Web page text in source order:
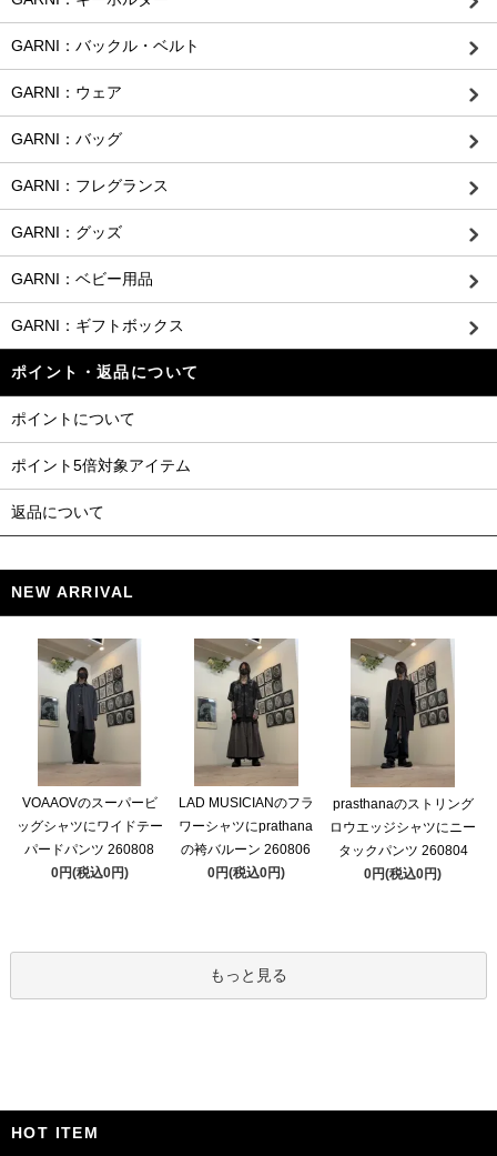
GARNI：バックル・ベルト
GARNI：ウェア
GARNI：バッグ
GARNI：フレグランス
GARNI：グッズ
GARNI：ベビー用品
GARNI：ギフトボックス
ポイント・返品について
ポイントについて
ポイント5倍対象アイテム
返品について
NEW ARRIVAL
VOAAOVのスーパービ
ッグシャツにワイドテー
パードパンツ 260808
0円(税込0円)
LAD MUSICIANのフラ
ワーシャツにprathana
の袴バルーン 260806
0円(税込0円)
prasthanaのストリング
ロウエッジシャツにニー
タックパンツ 260804
0円(税込0円)
もっと見る
HOT ITEM